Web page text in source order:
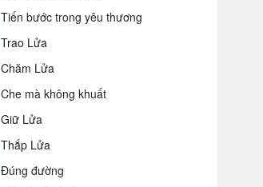
Tiến bước trong yêu thương
Trao Lửa
Chăm Lửa
Che mà không khuất
Giữ Lửa
Thắp Lửa
Đúng đường